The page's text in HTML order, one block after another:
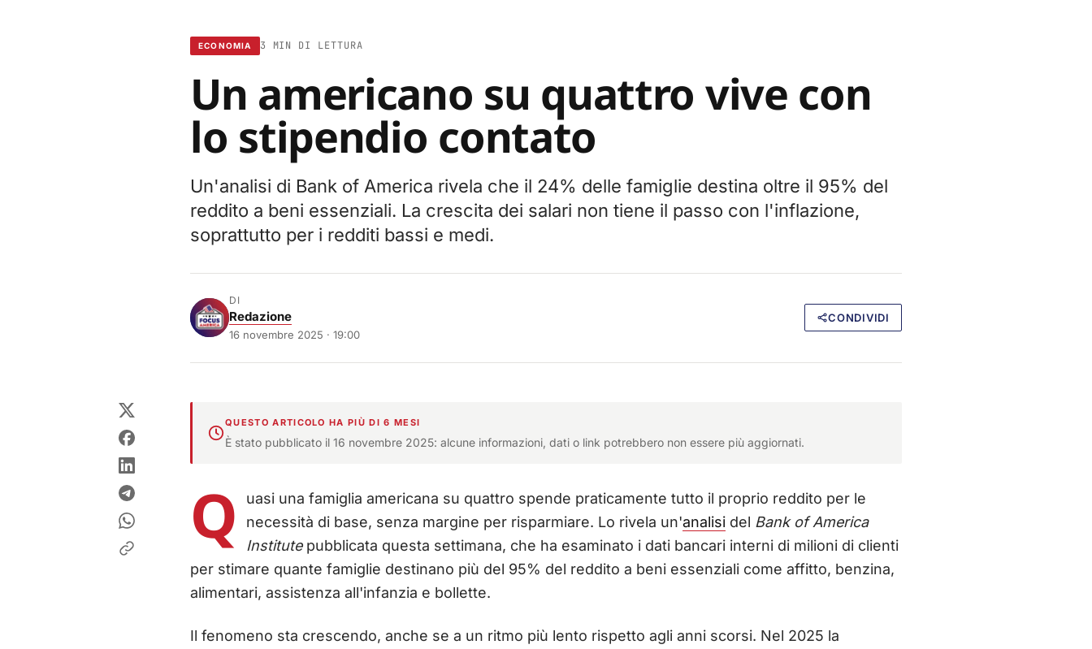
ECONOMIA 3 MIN DI LETTURA
Un americano su quattro vive con
lo stipendio contato
Un'analisi di Bank of America rivela che il 24% delle famiglie destina oltre il 95% del
reddito a beni essenziali. La crescita dei salari non tiene il passo con l'inflazione,
soprattutto per i redditi bassi e medi.
DI
Redazione
16 novembre 2025 · 19:00
CONDIVIDI
QUESTO ARTICOLO HA PIÙ DI 6 MESI
È stato pubblicato il 16 novembre 2025: alcune informazioni, dati o link potrebbero non essere più aggiornati.
Q
uasi una famiglia americana su quattro spende praticamente tutto il proprio reddito per le
necessità di base, senza margine per risparmiare. Lo rivela un'analisi del Bank of America
Institutepubblicata questa settimana, che ha esaminato i dati bancari interni di milioni di clienti
per stimare quante famiglie destinano più del 95% del reddito a beni essenziali come affitto, benzina,
alimentari, assistenza all'infanzia e bollette.
Il fenomeno sta crescendo, anche se a un ritmo più lento rispetto agli anni scorsi. Nel 2025 la